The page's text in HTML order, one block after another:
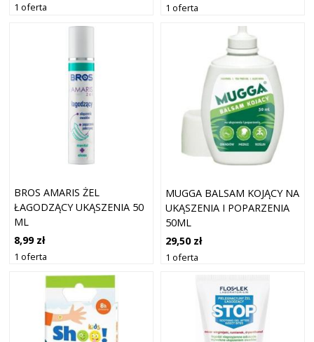
1 oferta 1 oferta
BROS AMARIS ŻEL
ŁAGODZĄCY UKĄSZENIA 50
ML
8,99 zł
1 oferta
MUGGA BALSAM KOJĄCY NA
UKĄSZENIA I POPARZENIA
50ML
29,50 zł
1 oferta